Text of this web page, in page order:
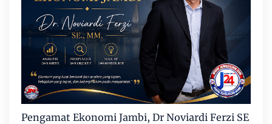
Pengamat Ekonomi Jambi, Dr Noviardi Ferzi SE